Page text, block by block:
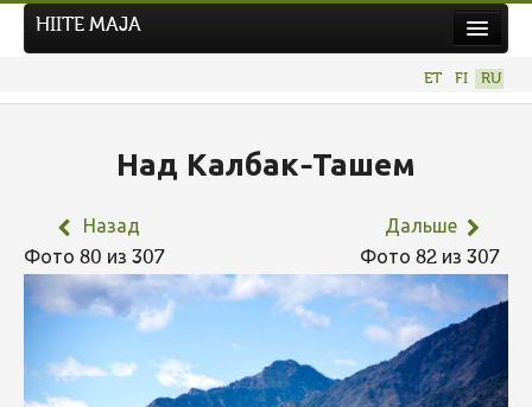
НОВЫЙ ФОТОКОНКУРС
ПРЕДЫДУЩИЕ КОНКУРСЫ
HIITE MAJA
ET FI RU
Над Калбак-Ташем
Назад
Фото 80 из 307
Дальше
Фото 82 из 307